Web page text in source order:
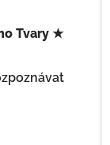
Tvary ★